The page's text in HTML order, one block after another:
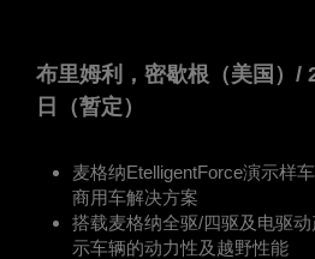
布里姆利，密歇根（美国）/
日（暂定）
麦格纳EtelligentForce演示样
商用车解决方案
搭载麦格纳全驱/四驱及电驱
示车辆的动力性及越野性能